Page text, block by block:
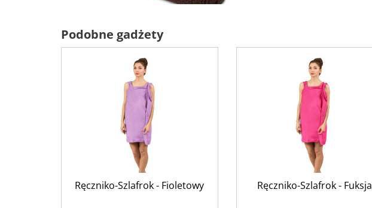
Podobne gadżety
Ręczniko-Szlafrok - Fioletowy Ręczniko-Szlafrok - Fuksja